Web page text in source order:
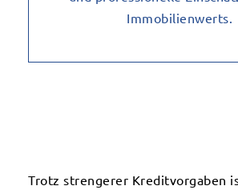
Trotz strengerer Kreditvorgaben